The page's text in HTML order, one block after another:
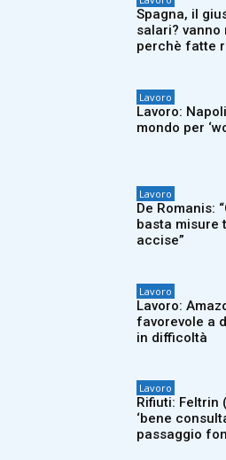
Spagna, il
salari?
perchè fatte
Lavoro
Lavoro:
mondo per
Lavoro
De Romanis:
basta misure
accise”
Lavoro
Lavoro:
favorevole a
in difficoltà
Lavoro
Rifiuti: Feltrin
‘bene
passaggio